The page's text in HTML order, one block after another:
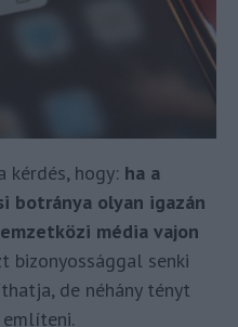
kérdés, hogy: ha a
botránya olyan igazán
média vajon
bizonyossággal senki
de néhány tényt